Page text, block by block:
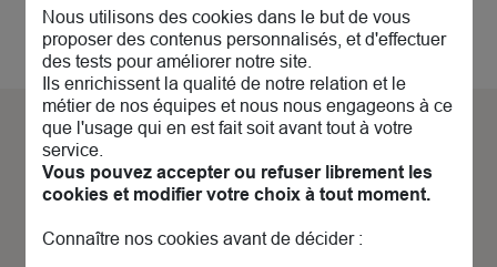
Découvrez nos
actualités &
évènements
Nous utilisons des cookies dans le but de vous
proposer des contenus personnalisés, et d'effectuer
des tests pour améliorer notre site.
Ils enrichissent la qualité de notre relation et le
métier de nos équipes et nous nous engageons à ce
que l'usage qui en est fait soit avant tout à votre
service.
Vous pouvez accepter ou refuser librement les
cookies et modifier votre choix à tout moment.
Connaître nos cookies avant de décider :